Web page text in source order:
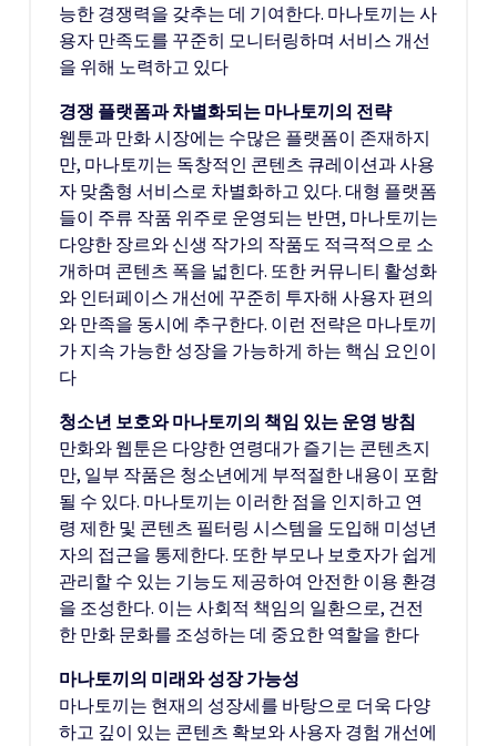
능한 경쟁력을 갖추는 데 기여한다. 마나토끼는 사
용자 만족도를 꾸준히 모니터링하며 서비스 개선
을 위해 노력하고 있다
경쟁 플랫폼과 차별화되는 마나토끼의 전략
웹툰과 만화 시장에는 수많은 플랫폼이 존재하지
만, 마나토끼는 독창적인 콘텐츠 큐레이션과 사용
자 맞춤형 서비스로 차별화하고 있다. 대형 플랫폼
들이 주류 작품 위주로 운영되는 반면, 마나토끼는
다양한 장르와 신생 작가의 작품도 적극적으로 소
개하며 콘텐츠 폭을 넓힌다. 또한 커뮤니티 활성화
와 인터페이스 개선에 꾸준히 투자해 사용자 편의
와 만족을 동시에 추구한다. 이런 전략은 마나토끼
가 지속 가능한 성장을 가능하게 하는 핵심 요인이
다
청소년 보호와 마나토끼의 책임 있는 운영 방침
만화와 웹툰은 다양한 연령대가 즐기는 콘텐츠지
만, 일부 작품은 청소년에게 부적절한 내용이 포함
될 수 있다. 마나토끼는 이러한 점을 인지하고 연
령 제한 및 콘텐츠 필터링 시스템을 도입해 미성년
자의 접근을 통제한다. 또한 부모나 보호자가 쉽게
관리할 수 있는 기능도 제공하여 안전한 이용 환경
을 조성한다. 이는 사회적 책임의 일환으로, 건전
한 만화 문화를 조성하는 데 중요한 역할을 한다
마나토끼의 미래와 성장 가능성
마나토끼는 현재의 성장세를 바탕으로 더욱 다양
하고 깊이 있는 콘텐츠 확보와 사용자 경험 개선에